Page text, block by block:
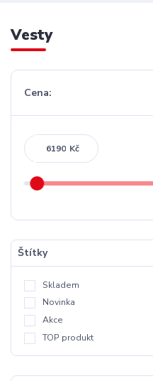
Vesty
Cena:
Kč
Štítky
Skladem
Novinka
Akce
TOP produkt